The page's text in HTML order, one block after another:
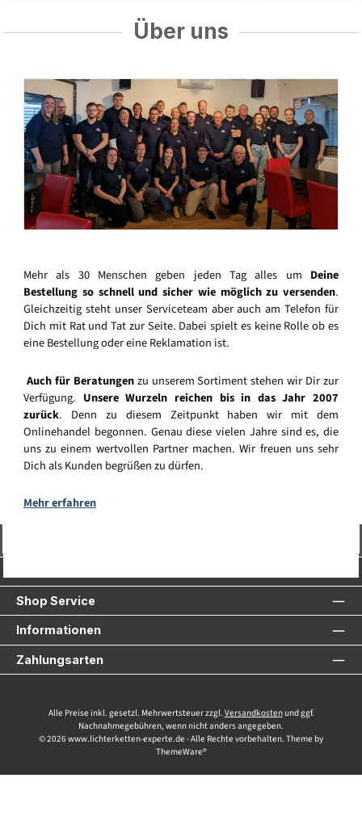
Über uns
Mehr als 30 Menschen geben jeden Tag alles um Deine
Bestellung so schnell und sicher wie möglich zu versenden.
Gleichzeitig steht unser Serviceteam aber auch am Telefon für
Dich mit Rat und Tat zur Seite. Dabei spielt es keine Rolle ob es
eine Bestellung oder eine Reklamation ist.
Auch für Beratungenzu unserem Sortiment stehen wir Dir zur
Verfügung. Unsere Wurzeln reichen bis in das Jahr 2007
zurück. Denn zu diesem Zeitpunkt haben wir mit dem
Onlinehandel begonnen. Genau diese vielen Jahre sind es, die
uns zu einem wertvollen Partner machen. Wir freuen uns sehr
Dich als Kunden begrüßen zu dürfen.
Mehr erfahren
Shop Service
Informationen
Zahlungsarten
Alle Preise inkl. gesetzl. Mehrwertsteuer zzgl. Versandkostenund ggf.
Nachnahmegebühren, wenn nicht anders angegeben.
© 2026 www.lichterketten-experte.de - Alle Rechte vorbehalten. Theme by
ThemeWare®